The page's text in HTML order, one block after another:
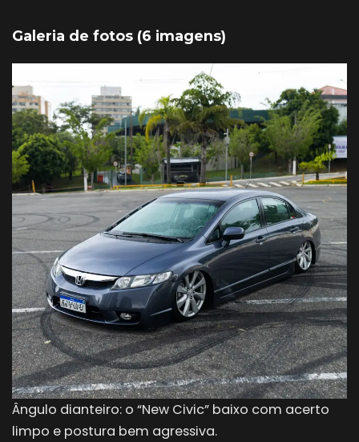
Galeria de fotos (6 imagens)
Ângulo dianteiro: o “New Civic” baixo com acerto
limpo e postura bem agressiva.